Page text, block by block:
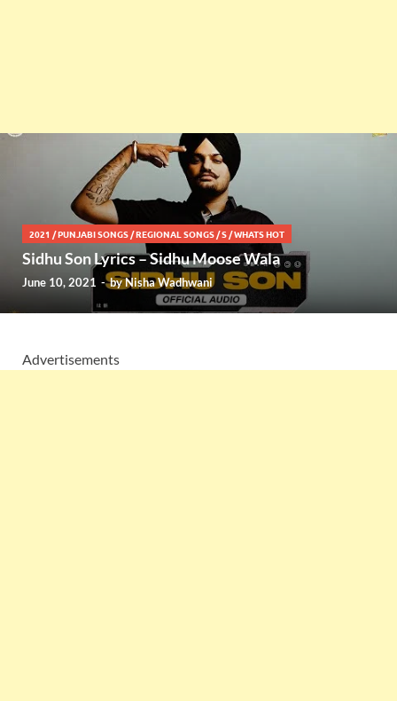
2021 /PUNJABI SONGS /REGIONAL SONGS /S /WHATS HOT
Sidhu Son Lyrics – Sidhu Moose Wala
June 10, 2021 -byNisha Wadhwani
Advertisements